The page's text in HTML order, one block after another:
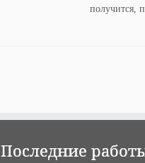
получится,
Последние